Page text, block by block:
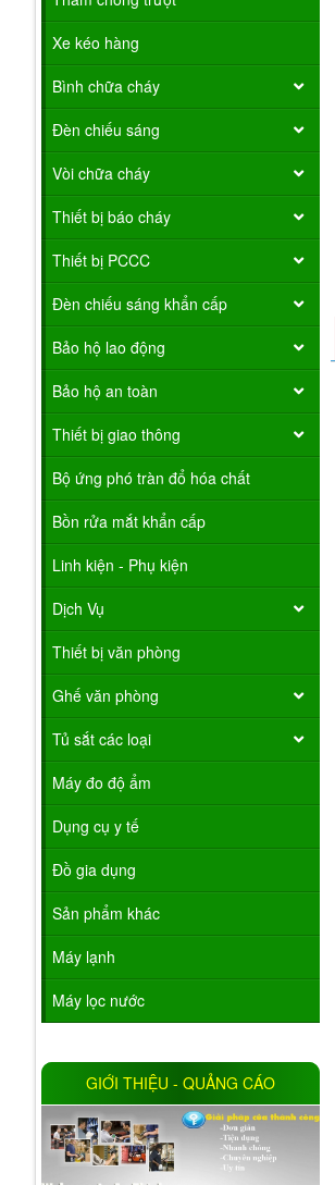
Xe kéo hàng
Bình chữa cháy
Đèn chiếu sáng
Vòi chữa cháy
Thiết bị báo cháy
Thiết bị PCCC
Đèn chiếu sáng khẩn cấp
Bảo hộ lao động
Bảo hộ an toàn
Thiết bị giao thông
Bộ ứng phó tràn đổ hóa chất
Bồn rửa mắt khẩn cấp
Linh kiện - Phụ kiện
Dịch Vụ
Thiết bị văn phòng
Ghế văn phòng
Tủ sắt các loại
Máy đo độ ẩm
Dụng cụ y tế
Đồ gia dụng
Sản phẩm khác
Máy lạnh
Máy lọc nước
GIỚI THIỆU - QUẢNG CÁO